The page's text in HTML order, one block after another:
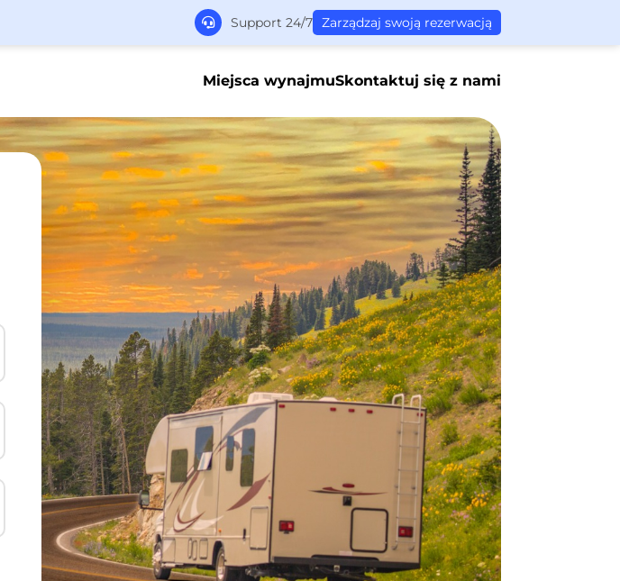
Support 24/7 Zarządzaj swoją rezerwacją
Miejsca wynajmuSkontaktuj się z nami